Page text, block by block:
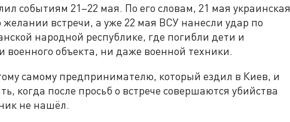
событиям 21–22 мая. По его словам, 21 мая украинская
встречи, а уже 22 мая ВСУ нанесли удар по
народной республике, где погибли дети и
военного объекта, ни даже военной техники.
самому предпринимателю, который ездил в Киев, и
когда после просьб о встрече совершаются убийства
не нашёл.